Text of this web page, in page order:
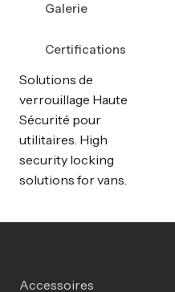
Galerie
Certifications
Solutions de
verrouillage Haute
Sécurité pour
utilitaires. High
security locking
solutions for vans.
Accessoires